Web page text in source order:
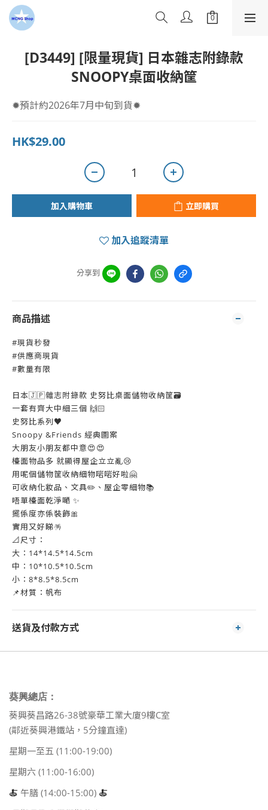
[D3449] [限量現貨] 日本雜志附錄款
SNOOPY桌面收納筐
✹預計約2026年7月中旬到貨✹
HK$29.00
加入購物車 立即購買
加入追蹤清單
分享到
商品描述
#現貨秒發
#供應商現貨
#數量有限
日本🇯🇵雜志附錄款 史努比桌面儲物收納筐🗃️
一套有齊大中細三個 🙌🏻
史努比系列♥️
Snoopy &Friends 經典圖案
大朋友小朋友都中意😍😍
檯面物品多 就顯得屋企立立亂😢
用呢個儲物筐收納細物啱啱好啦🤗
可收納化妝品、文具✏️、屋企零細物📚
唔單檯面乾淨嗮 ✨
擺係度亦係裝飾🎀
實用又好睇🪅
📐尺寸：
大：14*14.5*14.5cm
中：10*10.5*10.5cm
小：8*8.5*8.5cm
📌材質：帆布
送貨及付款方式
葵興總店：
葵興葵昌路26-38號豪華工業大廈9樓C室
(鄰近葵興港鐵站，5分鐘直達)
星期一至五 (11:00-19:00)
星期六 (11:00-16:00)
🍝 午膳 (14:00-15:00) 🍝